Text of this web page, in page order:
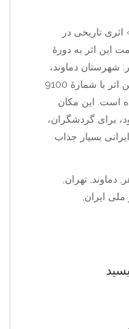
تاریخی در
این اثر به دورهٔ
اثر: شهرستان دماوند،
ضلع جنوب غربی روستای اهران. این اثر با شمارهٔ 9100
است. این مکان
برای گردشگران،
بسیار جذاب
دماوند, تهران,
ملی ایران,